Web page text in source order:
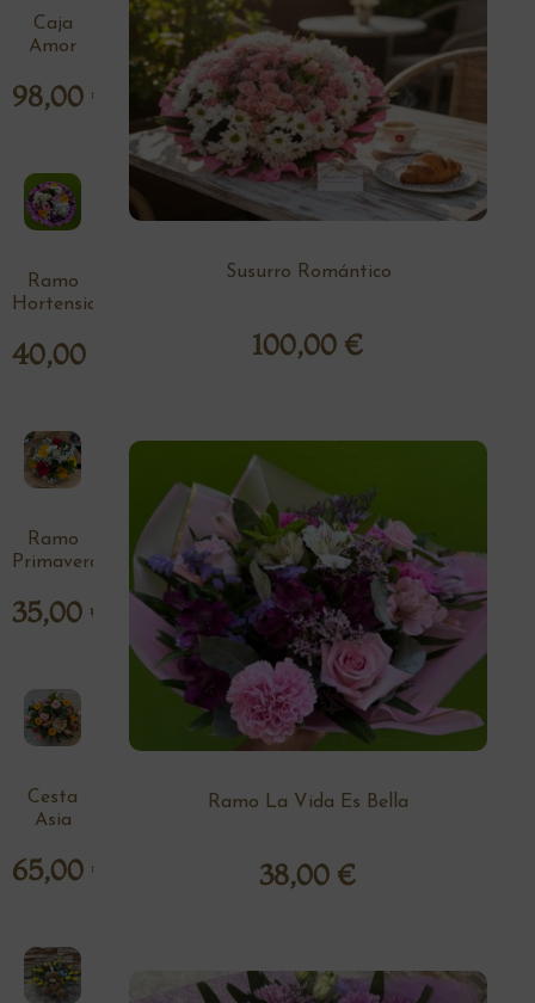
Susurro Romántico
100,00 €
Caja
Amor
98,00 €
Ramo La Vida Es Bella
38,00 €
Ramo
Hortensia
40,00
Ramo
Primavera
35,00 €
Cesta
Asia
65,00 €